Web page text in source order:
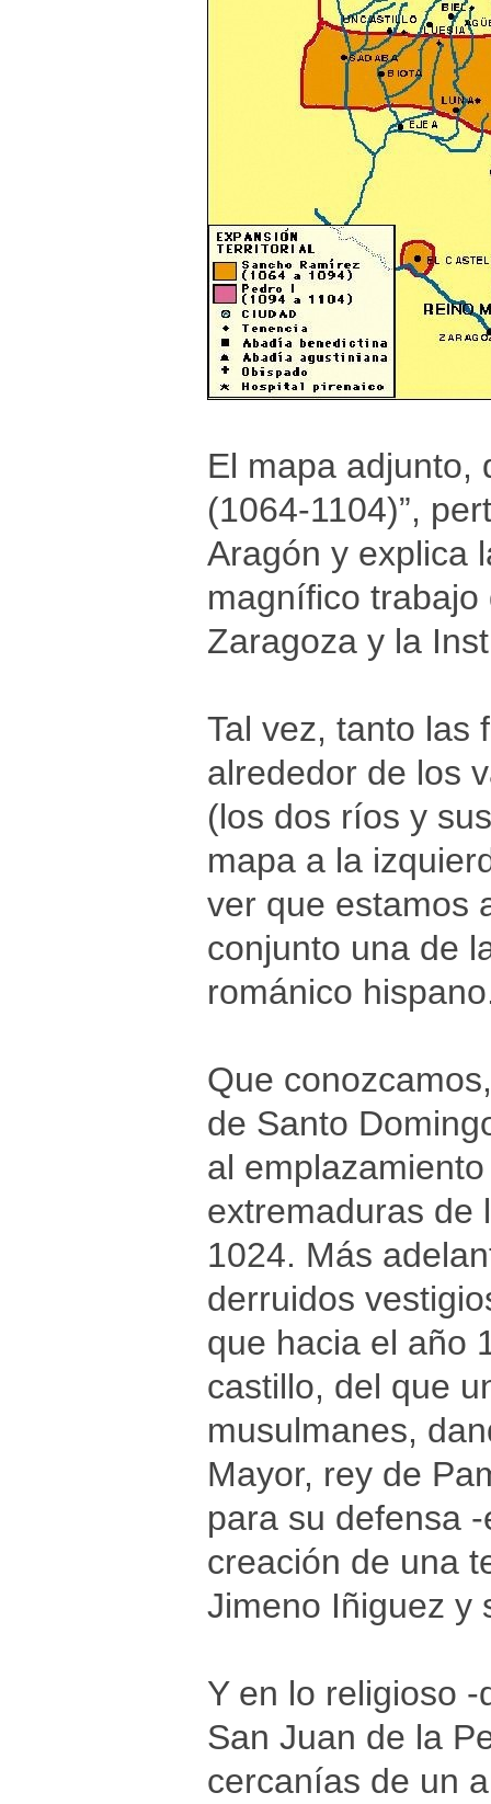
El mapa adjunto,
(1064-1104)”,
Aragón y explica
magnífico
Zaragoza y la
Tal vez, tanto las
alrededor de los
(los dos ríos y
mapa a la
ver que estamos
conjunto una de
románico
Que
de Santo
al
extremaduras de
1024. Más
derruidos
que hacia el año
castillo, del que
musulmanes,
Mayor, rey de
para su defensa
creación de una
Jimeno Iñiguez y
Y en lo religioso
San Juan de la
cercanías de un